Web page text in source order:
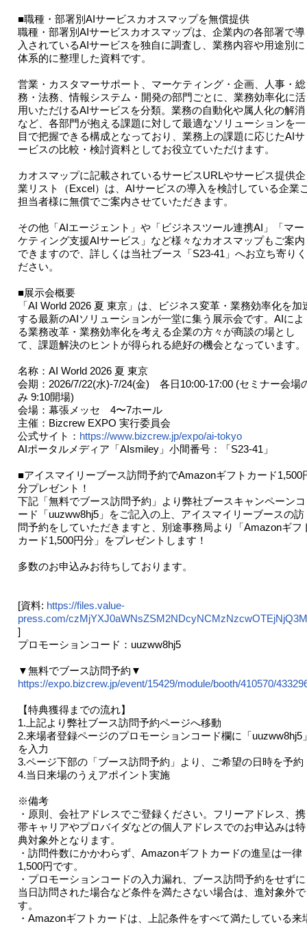
■職種・部署別AIサービスカオスマップを無償提供
職種・部署別AIサービスカオスマップは、企業内の各部署で導
入されているAIサービスを独自に調査し、業務内容や用途別に
体系的に整理した資料です。
営業・カスタマーサポート、マーケティング・企画、人事・総
務・法務、情報システム・開発の部門ごとに、業務効率化に活
用いただけるAIサービスを分類。業務の自動化や属人化の解消
など、各部門が抱える課題に対して最適なソリューションを一
目で把握できる構成となっており、業務上の課題に応じたAIサ
ービスの比較・検討資料としてお役立ていただけます。
カオスマップに記載されているサービスURLやサービス提供企
業リスト（Excel）は、AIサービスの導入を検討している企業
担当者様に無償でご案内させていただきます。
その他「AIエージェント」や「ビジネスツール連携AI」「マー
ケティング支援AIサービス」など様々なカオスマップもご案内
できますので、詳しくは当社ブース「S23-41」へお立ち寄りく
ださい。
■展示会概要
「AI World 2026 夏 東京」は、ビジネス変革・業務効率化を加
する最新のAIソリューションが一堂に集う展示会です。AIによ
る業務改革・業務効率化を考える企業の方々が商談の場とし
て、課題解決のヒントが得られる絶好の機会となっています。
名称：AI World 2026 夏 東京
会期：2026/7/22(水)-7/24(金) 各日10:00-17:00 (セミナー会場
み 9:10開場)
会場：幕張メッセ 4〜7ホール
主催：Bizcrew EXPO 実行委員会
公式サイト： https://www.bizcrew.jp/expo/ai-tokyo
AIポータルメディア「AIsmiley」小間番号：「S23-41」
■アイスマイリーブース訪問予約でAmazonギフトカード1,500
分プレゼント！
下記「無料でブース訪問予約」より弊社ブースキャンペーンコ
ード「uuzww8hj5」をご記入の上、アイスマイリーブースの訪
問予約をしていただきますと、別途事務局より「Amazonギフ
カード1,500円分」をプレゼントします！
多数のお申込みお待ちしております。
[資料: https://files.value-
press.com/
]
プロモーションコード：uuzww8hj5
▼無料でブース訪問予約▼
https://expo.bizcrew.jp/event/15429/module/booth/410570/
【特典獲得までの流れ】
1.上記より弊社ブース訪問予約ページへ移動
2.来場者登録ページのプロモーションコード欄に「uuzww8hj5
を入力
3.ページ下部の「ブース訪問予約」より、ご希望の日時を予約
4.当日来場のうえアポイント実施
※備考
・原則、会社アドレスでご登録ください。フリーアドレス、携
帯キャリアやプロバイダなどの個人アドレスでのお申込みは特
典対象外となります。
・訪問件数にかかわらず、Amazonギフトカードの進呈は一律
1,500円です。
・プロモーションコードの入力漏れ、ブース訪問予約をせずに
当日訪問された場合など条件を満たさない場合は、進対象外で
す。
・Amazonギフトカードは、上記条件をすべて満たしている来